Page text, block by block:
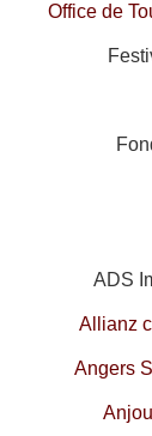
Office de
ADS
Allianz
Angers